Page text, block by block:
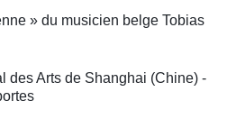
» du musicien belge Tobias
des Arts de Shanghai (Chine) -